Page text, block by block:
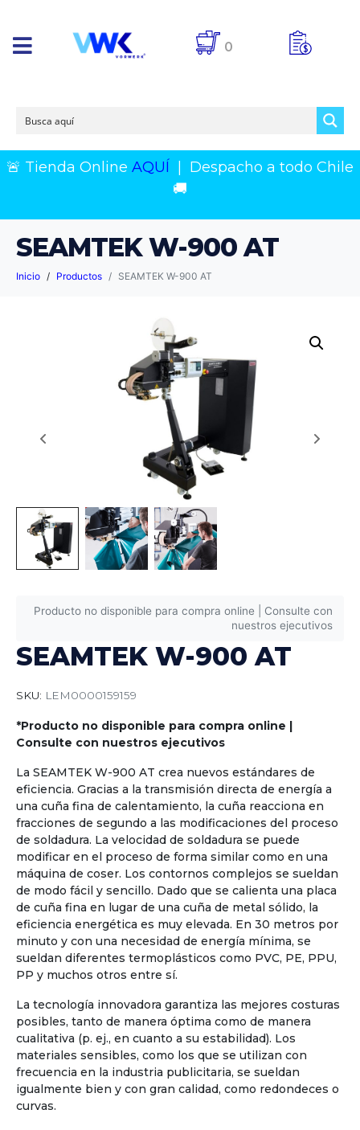
0
🚨 Tienda Online AQUÍ
Despacho a todo Chile
🚚
SEAMTEK W-900 AT
Inicio Productos SEAMTEK W-900 AT
Producto no disponible para compra online | Consulte con
nuestros ejecutivos
SEAMTEK W-900 AT
SKU: LEM0000159159
*Producto no disponible para compra online |
Consulte con nuestros ejecutivos
La SEAMTEK W-900 AT crea nuevos estándares de
eficiencia. Gracias a la transmisión directa de energía a
una cuña fina de calentamiento, la cuña reacciona en
fracciones de segundo a las modificaciones del proceso
de soldadura. La velocidad de soldadura se puede
modificar en el proceso de forma similar como en una
máquina de coser. Los contornos complejos se sueldan
de modo fácil y sencillo. Dado que se calienta una placa
de cuña fina en lugar de una cuña de metal sólido, la
eficiencia energética es muy elevada. En 30 metros por
minuto y con una necesidad de energía mínima, se
sueldan diferentes termoplásticos como PVC, PE, PPU,
PP y muchos otros entre sí.
La tecnología innovadora garantiza las mejores costuras
posibles, tanto de manera óptima como de manera
cualitativa (p. ej., en cuanto a su estabilidad). Los
materiales sensibles, como los que se utilizan con
frecuencia en la industria publicitaria, se sueldan
igualmente bien y con gran calidad, como redondeces o
curvas.